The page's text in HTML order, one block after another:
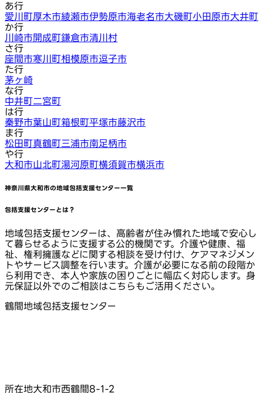
あ行
愛川町厚木市綾瀬市伊勢原市海老名市大磯町小田原市大井町
か行
川崎市開成町鎌倉市清川村
さ行
座間市寒川町相模原市逗子市
た行
茅ヶ崎
な行
中井町二宮町
は行
秦野市葉山町箱根町平塚市藤沢市
ま行
松田町真鶴町三浦市南足柄市
や行
大和市山北町湯河原町横須賀市横浜市
神奈川県大和市の地域包括支援センター一覧
包括支援センターとは？
地域包括支援センターは、高齢者が住み慣れた地域で安心し
て暮らせるように支援する公的機関です。介護や健康、福
祉、権利擁護などに関する相談を受け付け、ケアマネジメン
トやサービス調整を行います。介護が必要になる前の段階か
ら利用でき、本人や家族の困りごとに幅広く対応します。身
元保証以外でのご相談はこちらもご活用ください。
鶴間地域包括支援センター
所在地大和市西鶴間8-1-2